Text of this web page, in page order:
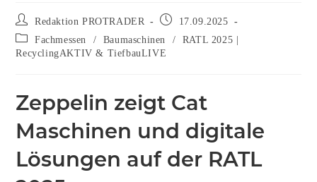
Redaktion PROTRADER
17.09.2025
Fachmessen
/ Baumaschinen /
RATL 2025 |
RecyclingAKTIV & TiefbauLIVE
Zeppelin zeigt Cat
Maschinen und digitale
Lösungen auf der RATL